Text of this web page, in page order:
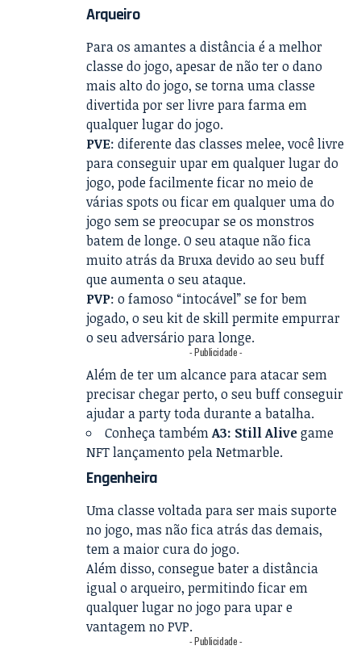
Arqueiro
Para os amantes a distância é a melhor
classe do jogo, apesar de não ter o dano
mais alto do jogo, se torna uma classe
divertida por ser livre para farma em
qualquer lugar do jogo.
PVE: diferente das classes melee, você livre
para conseguir upar em qualquer lugar do
jogo, pode facilmente ficar no meio de
várias spots ou ficar em qualquer uma do
jogo sem se preocupar se os monstros
batem de longe. O seu ataque não fica
muito atrás da Bruxa devido ao seu buff
que aumenta o seu ataque.
PVP: o famoso “intocável” se for bem
jogado, o seu kit de skill permite empurrar
o seu adversário para longe.
- Publicidade -
Além de ter um alcance para atacar sem
precisar chegar perto, o seu buff conseguir
ajudar a party toda durante a batalha.
Conheça tambémA3: Still Alivegame
NFT lançamento pela Netmarble.
Engenheira
Uma classe voltada para ser mais suporte
no jogo, mas não fica atrás das demais,
tem a maior cura do jogo.
Além disso, consegue bater a distância
igual o arqueiro, permitindo ficar em
qualquer lugar no jogo para upar e
vantagem no PVP.
- Publicidade -